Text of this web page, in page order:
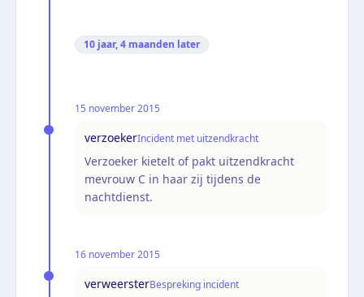
10 jaar, 4 maanden later
15 november 2015
verzoekerIncident met uitzendkracht
Verzoeker kietelt of pakt uitzendkracht
mevrouw C in haar zij tijdens de
nachtdienst.
16 november 2015
verweersterBespreking incident